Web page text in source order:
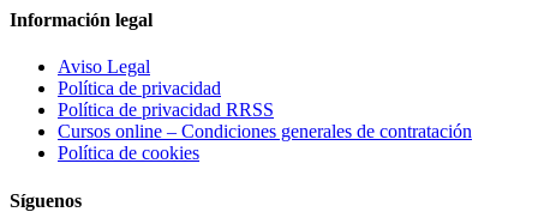
Información legal
Aviso Legal
Política de privacidad
Política de privacidad RRSS
Cursos online – Condiciones generales de contratación
Política de cookies
Síguenos